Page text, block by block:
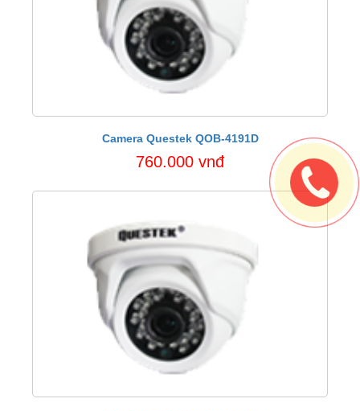
Camera Questek QOB-4191D
760.000 vnđ